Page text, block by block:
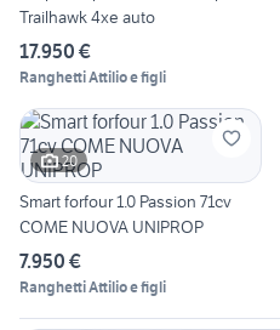
Trailhawk 4xe auto
17.950 €
Ranghetti Attilio e figli
20
Smart forfour 1.0 Passion 71cv
COME NUOVA UNIPROP
7.950 €
Ranghetti Attilio e figli